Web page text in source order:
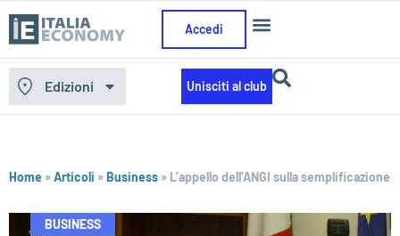
Accedi
Edizioni Unisciti al club
Home »Articoli »Business » L’appello dell’ANGI sulla semplificazione
BUSINESS